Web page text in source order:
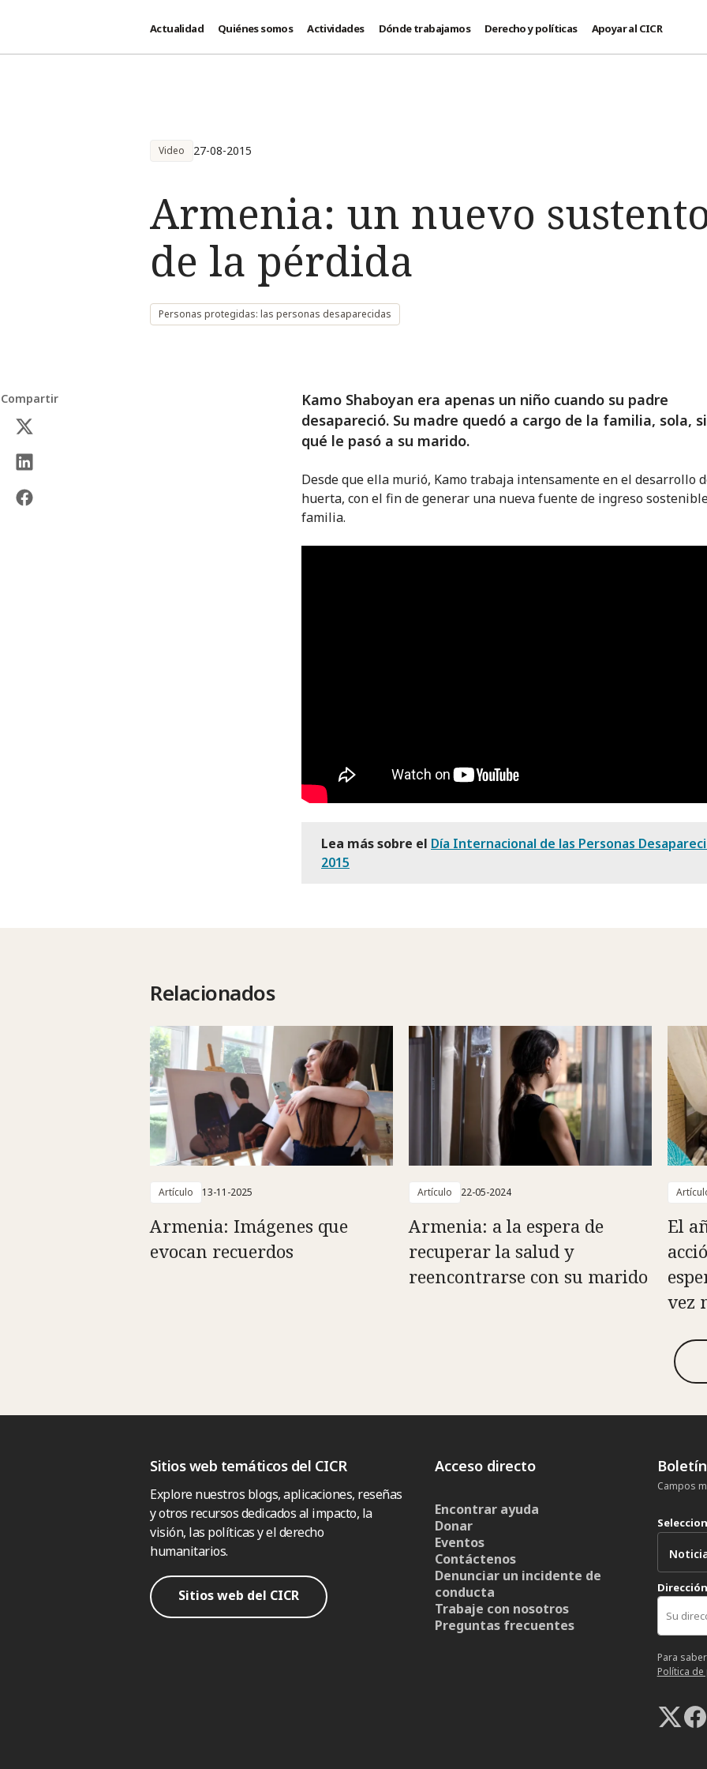
Actualidad Quiénes somos Actividades Dónde trabajamos Derecho y políticas Apoyar al CICR
Video 27-08-2015
Armenia: un nuevo
de la pérdida
Personas protegidas: las personas desaparecidas
Compartir
Kamo Shaboyan era apenas un niño cuando su padre
desapareció. Su madre quedó a cargo de la familia, sola,
qué le pasó a su marido.
Desde que ella murió, Kamo trabaja intensamente en el desarrollo
huerta, con el fin de generar una nueva fuente de ingreso
familia.
Lea más sobre el Día Internacional de las Personas
2015
Relacionados
Artículo 13-11-2025
Armenia: Imágenes que
evocan recuerdos
Artículo 22-05-2024
Armenia: a la espera de
recuperar la salud y
reencontrarse con su marido
El
vez
Sitios web temáticos del CICR
Explore nuestros blogs, aplicaciones, reseñas
y otros recursos dedicados al impacto, la
visión, las políticas y el derecho
humanitarios.
Sitios web del CICR
Acceso directo
Encontrar ayuda
Donar
Eventos
Contáctenos
Denunciar un incidente de
conducta
Trabaje con nosotros
Preguntas frecuentes
Campos
Para
Política